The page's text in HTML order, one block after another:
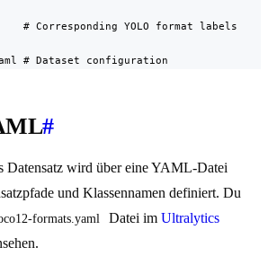
Corresponding YOLO format labels
# Dataset configuration
#
Datensatz wird über eine YAML-Datei
und Klassennamen definiert. Du
formats.yaml Datei im Ultralytics